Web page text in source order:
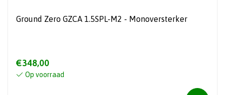
Ground Zero GZCA 1.5SPL-M2 - Monoversterker
€348,00
Op voorraad